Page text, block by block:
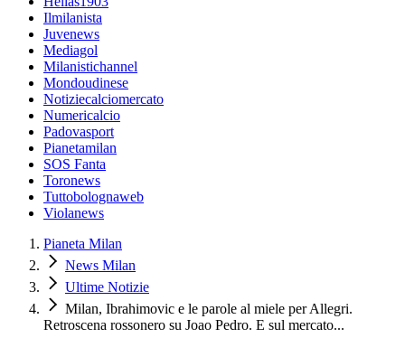
Ilmilanista
Juvenews
Mediagol
Milanistichannel
Mondoudinese
Notiziecalciomercato
Numericalcio
Padovasport
Pianetamilan
SOS Fanta
Toronews
Tuttobolognaweb
Violanews
Pianeta Milan
News Milan
Ultime Notizie
Milan, Ibrahimovic e le parole al miele per Allegri.
Retroscena rossonero su Joao Pedro. E sul mercato...